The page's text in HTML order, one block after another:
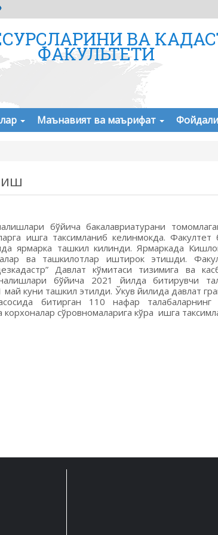
ВА
ФАКУЛЬТЕТИ
Маънавият ва маърифат
бўйича бакалавриатурани
ишга таксимланиб келинмокда.
ярмарка ташкил килинди. Ярмаркада
ва ташкилотлар иштирок этишди.
Давлат кўмитаси тизимига ва
бўйича 2021 йилда битирувчи
куни ташкил этилди. Ўкув йилида давлат
битирган 110 нафар
корxоналар сўровномаларига кўра ишга